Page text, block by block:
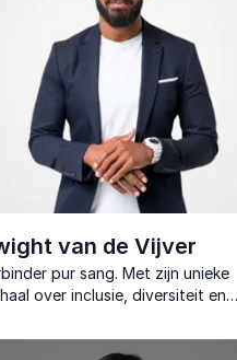
van de Vijver
pur sang. Met zijn unieke
over inclusie, diversiteit en
hij elk publiek.